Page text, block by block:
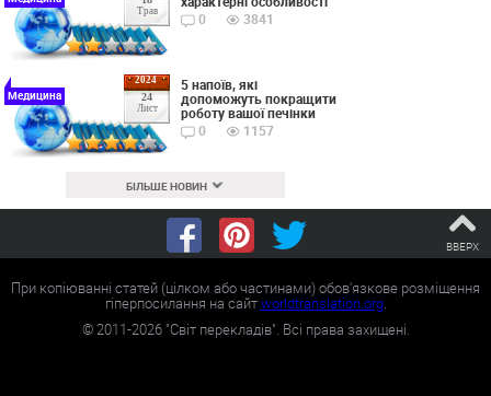
Трав
0
3841
2024
24
Лист
Медицина
5 напоїв, які
допоможуть покращити
роботу вашої печінки
0
1157
БІЛЬШЕ НОВИН
ВВЕРХ
При копіюванні статей (цілком або частинами) обов'язкове розміщення
гіперпосилання на сайтworldtranslation.org.
©2011-2026"Світ перекладів". Всі права захищені.